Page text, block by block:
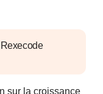
sur la croissance